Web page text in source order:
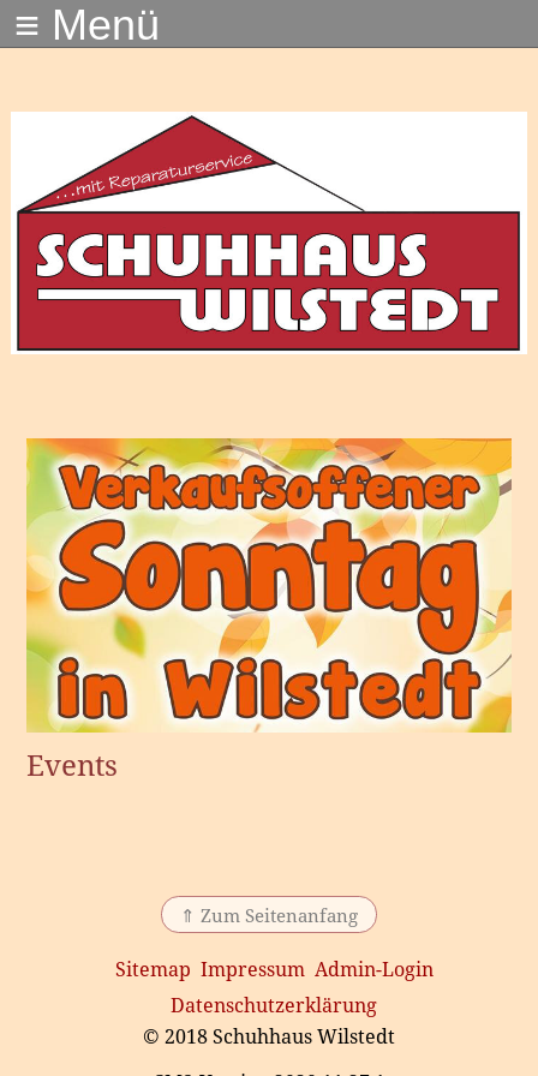
≡ Menü
Events
⇑ Zum Seitenanfang
Sitemap Impressum Admin-Login
Datenschutzerklärung
© 2018 Schuhhaus Wilstedt